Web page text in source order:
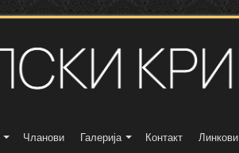
Чланови Галерија Контакт Линкови